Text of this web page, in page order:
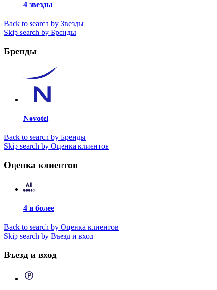
4 звезды
Back to search by Звезды
Skip search by Бренды
Бренды
Novotel
Back to search by Бренды
Skip search by Оценка клиентов
Оценка клиентов
4 и более
Back to search by Оценка клиентов
Skip search by Въезд и вход
Въезд и вход